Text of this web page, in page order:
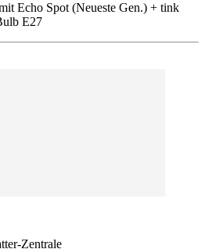
Echo Spot (Neueste Gen.) + tink
E27
Zentrale